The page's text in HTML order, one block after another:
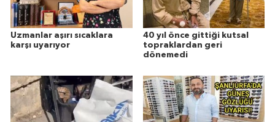
Uzmanlar aşırı sıcaklara
karşı uyarıyor
40 yıl önce gittiği kutsal
topraklardan geri
dönemedi